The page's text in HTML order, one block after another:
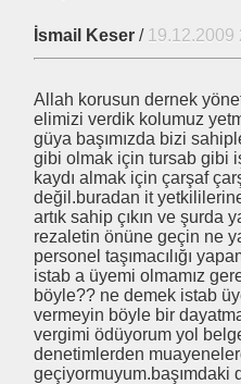
İsmail Keser / 19.12.2009
Allah korusun dernek
elimizi verdik kolumuz
güya başımızda bizi
gibi olmak için tursab gibi
kaydı almak için çarşaf
değil.buradan it
artık sahip çıkın ve şurda
rezaletin önüne geçin ne
personel taşımacılığı
istab a üyemi olmamız
böyle?? ne demek istab
vermeyin böyle bir
vergimi ödüyorum yol
denetimlerden
geçiyormuyum.başımdaki
Öncesi-ve Sonrası